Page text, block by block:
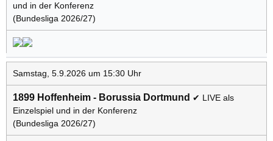
und in der Konferenz
(Bundesliga 2026/27)
Samstag, 5.9.2026 um 15:30 Uhr
1899 Hoffenheim - Borussia Dortmund ✔ LIVE als
Einzelspiel und in der Konferenz
(Bundesliga 2026/27)